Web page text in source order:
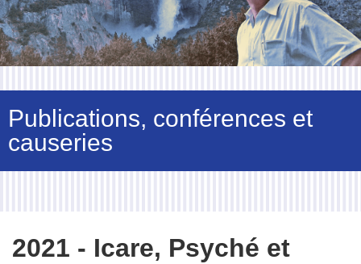
Publications, conférences et
causeries
2021 - Icare, Psyché et